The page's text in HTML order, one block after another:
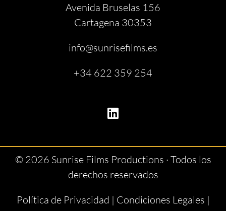
Avenida Bruselas 156
Cartagena 30353
info@sunrisefilms.es
+34 622 359 254
© 2026 Sunrise Films Productions · Todos los
derechos reservados
Política de Privacidad | Condiciones Legales |